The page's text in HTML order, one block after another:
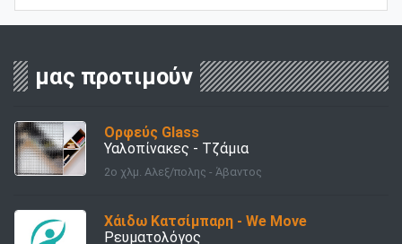
μας προτιμούν
Ορφεύς Glass
Υαλοπίνακες - Τζάμια
2ο χλμ. Αλεξ/πολης - Άβαντος
Χάιδω Κατσίμπαρη - We Move
Ρευματολόγος